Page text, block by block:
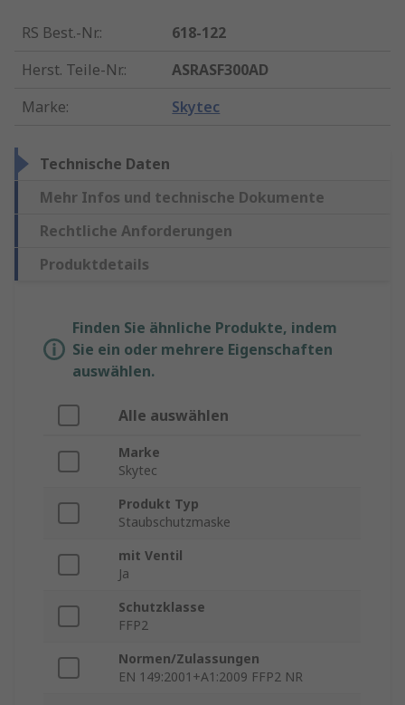
RS Best.-Nr.:
618-122
Herst. Teile-Nr.:
ASRASF300AD
Marke: Skytec
Technische Daten
Mehr Infos und technische Dokumente
Rechtliche Anforderungen
Produktdetails
Finden Sie ähnliche Produkte, indem
Sie ein oder mehrere Eigenschaften
auswählen.
Alle auswählen
Marke
Skytec
Produkt Typ
Staubschutzmaske
mit Ventil
Ja
Schutzklasse
FFP2
Normen/Zulassungen
EN 149:2001+A1:2009 FFP2 NR